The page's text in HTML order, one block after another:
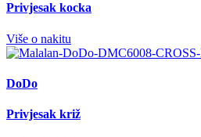
Privjesak kocka
Više o nakitu
DoDo
Privjesak križ